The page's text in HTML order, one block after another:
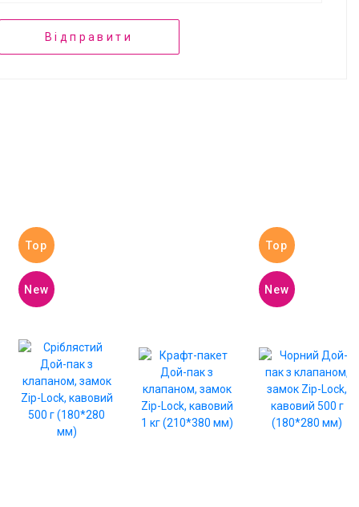
Відправити
Top
New
Top
New